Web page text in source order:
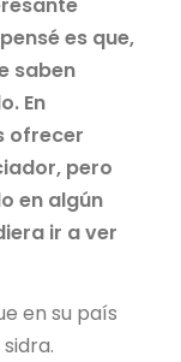
es que,
saben
En
ofrecer
pero
en algún
ir a ver
en su país